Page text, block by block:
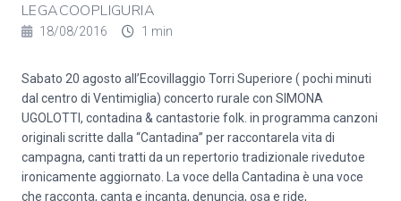
LEGACOOPLIGURIA
18/08/2016 1 min
Sabato 20 agosto all’Ecovillaggio Torri Superiore ( pochi minuti
dal centro di Ventimiglia) concerto rurale con SIMONA
UGOLOTTI, contadina & cantastorie folk. in programma canzoni
originali scritte dalla “Cantadina” per raccontarela vita di
campagna, canti tratti da un repertorio tradizionale rivedutoe
ironicamente aggiornato. La voce della Cantadina è una voce
che racconta, canta e incanta, denuncia, osa e ride,